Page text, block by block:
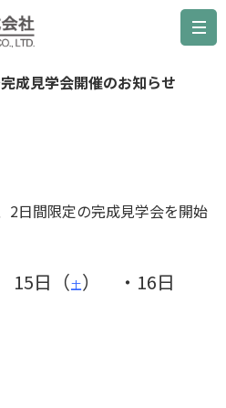
成見学会開催のお知らせ
2日間限定の完成見学会を開始
15日（土） ・16日